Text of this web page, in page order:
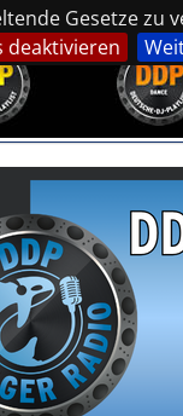
Gesetze
deaktivieren